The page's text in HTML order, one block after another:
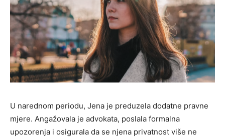
U narednom periodu, Jena je preduzela dodatne pravne
mjere. Angažovala je advokata, poslala formalna
upozorenja i osigurala da se njena privatnost više ne